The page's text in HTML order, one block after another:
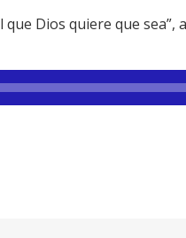
Dios quiere que sea”,